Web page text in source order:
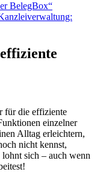
BelegBox“
für die effiziente
einzelner
Alltag erleichtern,
nicht kennst,
sich – auch wenn